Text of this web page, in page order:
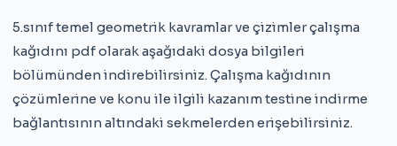
5.sınıf temel geometrik kavramlar ve çizimler çalışma
kağıdını pdf olarak aşağıdaki dosya bilgileri
bölümünden indirebilirsiniz. Çalışma kağıdının
çözümlerine ve konu ile ilgili kazanım testine indirme
bağlantısının altındaki sekmelerden erişebilirsiniz.